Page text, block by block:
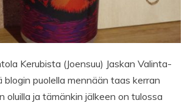
Kerubista (Joensuu) Jaskan Valinta-
blogin puolella mennään taas kerran
oluilla ja tämänkin jälkeen on tulossa